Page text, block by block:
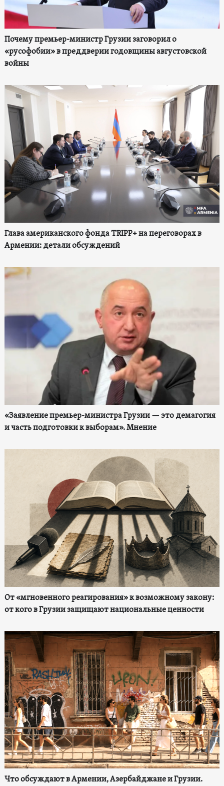
Почему премьер-министр Грузии заговорил о
«русофобии» в преддверии годовщины августовской
войны
Глава американского фонда TRIPP+ на переговорах в
Армении: детали обсуждений
«Заявление премьер-министра Грузии — это демагогия
и часть подготовки к выборам». Мнение
От «мгновенного реагирования» к возможному закону:
от кого в Грузии защищают национальные ценности
Что обсуждают в Армении, Азербайджане и Грузии.